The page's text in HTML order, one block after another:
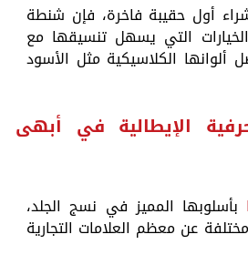
أول حقيبة فاخرة، فإن شنطة
التي يسهل تنسيقها مع
ألوانها الكلاسيكية مثل الأسود
الإيطالية في أبهى
بأسلوبها المميز في نسج الجلد،
عن معظم العلامات التجارية